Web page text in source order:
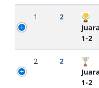
1
2
Juara
1-2
2
2
Juara
1-2